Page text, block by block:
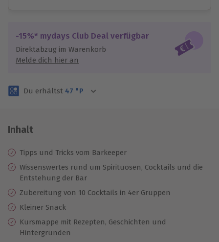
Jeder Gutschein für alle Erlebnisse einlösbar.
Maximale Sicherheit
3 Jahre gültig & verlängerbar.
-15%* mydays Club Deal verfügbar
Direktabzug im Warenkorb
Melde dich hier an
Du erhältst 47 °P
Inhalt
Tipps und Tricks vom Barkeeper
Wissenswertes rund um Spirituosen, Cocktails und die
Entstehung der Bar
Zubereitung von 10 Cocktails in 4er Gruppen
Kleiner Snack
Kursmappe mit Rezepten, Geschichten und
Hintergründen